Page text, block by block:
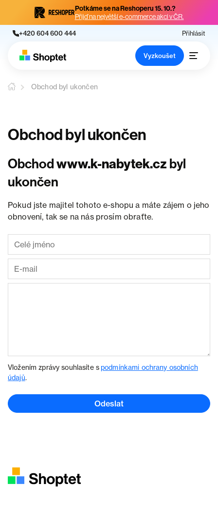
Potkáme se na Reshoperu 15. 10.?
Přijď na největší e-commerce akci v ČR.
+420 604 600 444 Přihlásit
Vyzkoušet
Obchod byl ukončen
Obchod byl ukončen
Obchodwww.k-nabytek.cz byl
ukončen
Pokud jste majitel tohoto e-shopu a máte zájem o jeho
obnovení, tak se na nás prosím obraťte.
Vložením zprávy souhlasíte spodmínkami ochrany osobních
údajů.
Odeslat